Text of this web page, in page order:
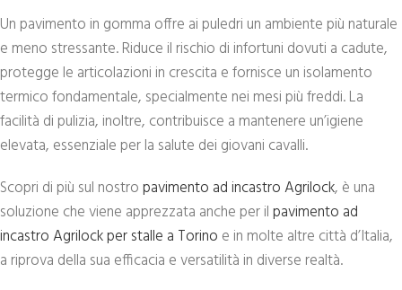
Un pavimento in gomma offre ai puledri un ambiente più naturale
e meno stressante. Riduce il rischio di infortuni dovuti a cadute,
protegge le articolazioni in crescita e fornisce un isolamento
termico fondamentale, specialmente nei mesi più freddi. La
facilità di pulizia, inoltre, contribuisce a mantenere un’igiene
elevata, essenziale per la salute dei giovani cavalli.
Scopri di più sul nostropavimento ad incastro Agrilock, è una
soluzione che viene apprezzata anche per ilpavimento ad
incastro Agrilock per stalle a Torino e in molte altre città d’Italia,
a riprova della sua efficacia e versatilità in diverse realtà.